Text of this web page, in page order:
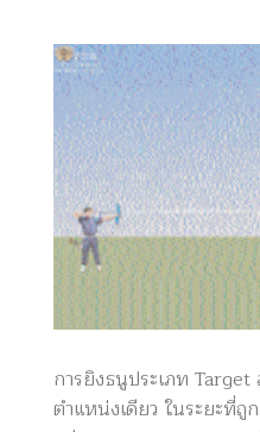
การยิงธนูประเภท
ตำแหน่งเดียว ในระยะที่ถู